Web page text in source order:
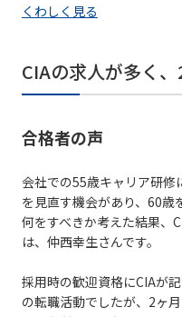
くわしく見る
CIAの求人が多く
合格者の声
会社での55歳キャリア研修
を見直す機会があり、60歳
何をすべきか考えた結果、
は、仲西幸生さんです。
採用時の歓迎資格にCIAが
の転職活動でしたが、2ヶ